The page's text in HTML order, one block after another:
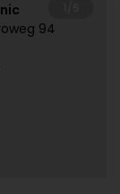
94